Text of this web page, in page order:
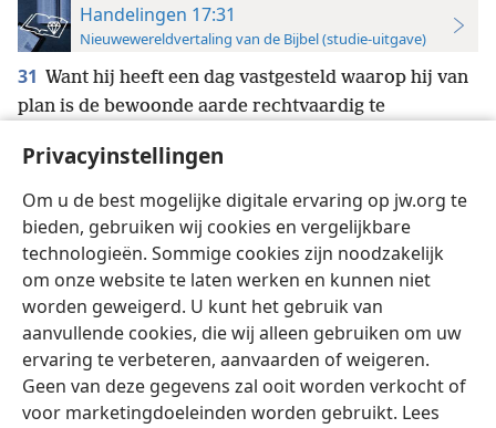
Privacyinstellingen
Om u de best mogelijke digitale ervaring op jw.org te
bieden, gebruiken wij cookies en vergelijkbare
technologieën. Sommige cookies zijn noodzakelijk
om onze website te laten werken en kunnen niet
worden geweigerd. U kunt het gebruik van
aanvullende cookies, die wij alleen gebruiken om uw
ervaring te verbeteren, aanvaarden of weigeren.
Geen van deze gegevens zal ooit worden verkocht of
voor marketingdoeleinden worden gebruikt. Lees
Handelingen 17:31
Nieuwewereldvertaling van de Bijbel (studie-uitgave)
31 Want hij heeft een dag vastgesteld waarop hij van
plan is de bewoonde aarde rechtvaardig te
hij heeft iedereen een garantie daarvoor gegeven
door hem uit de dood op te wekken.’+
Nederlands Instellingen
Copyright © 2026 Watch Tower Bible and Tract Society of Pennsylvania
Gebruiksvoorwaarden Privacybeleid
Privacyinstellingen
Inloggen